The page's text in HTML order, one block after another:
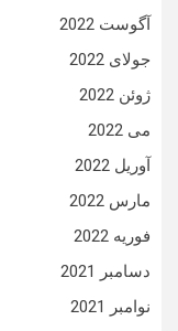
آگوست 2022
جولای 2022
ژوئن 2022
می 2022
آوریل 2022
مارس 2022
فوریه 2022
دسامبر 2021
نوامبر 2021